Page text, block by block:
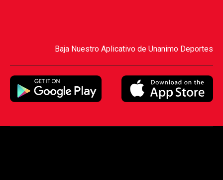
Baja Nuestro Aplicativo de Unanimo Deportes